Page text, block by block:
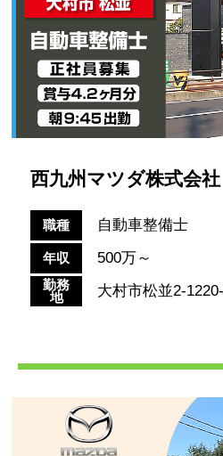
西九州マツダ株式会
職種 自動車整備士
年収 500万～
勤務
地
大村市松並2-